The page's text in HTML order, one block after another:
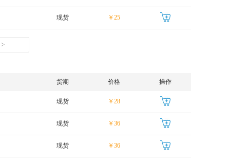
现货 ￥25
货期 价格 操作
现货 ￥28
现货 ￥36
现货 ￥36